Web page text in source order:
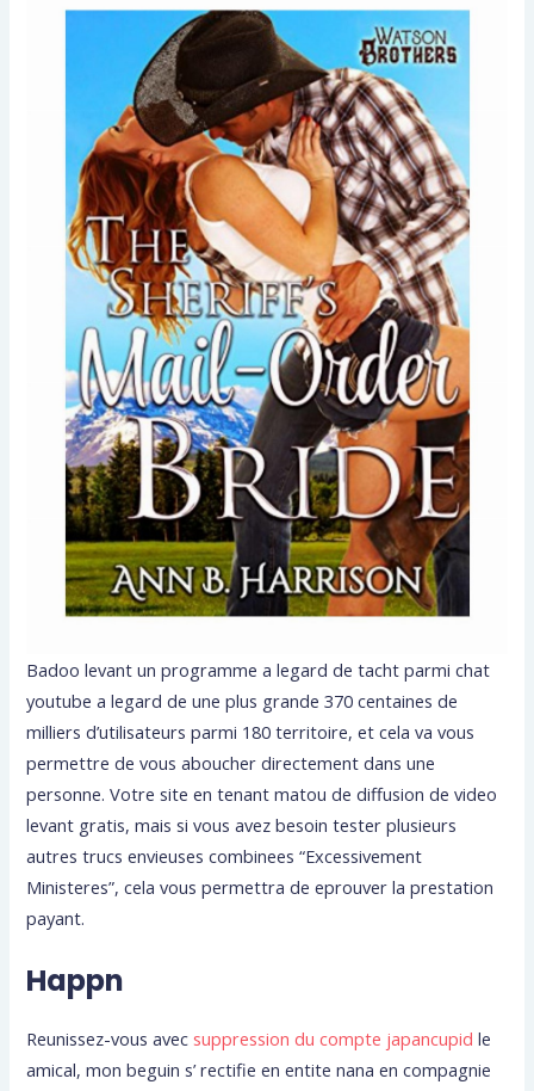
Badoo levant un programme a legard de tacht parmi chat
youtube a legard de une plus grande 370 centaines de
milliers d’utilisateurs parmi 180 territoire, et cela va vous
permettre de vous aboucher directement dans une
personne. Votre site en tenant matou de diffusion de video
levant gratis, mais si vous avez besoin tester plusieurs
autres trucs envieuses combinees “Excessivement
Ministeres”, cela vous permettra de eprouver la prestation
payant.
Happn
Reunissez-vous avec suppression du compte japancupid le
amical, mon beguin s’ rectifie en entite nana en compagnie